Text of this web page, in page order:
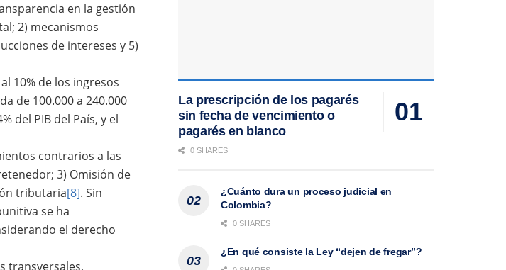
en la gestión
2) mecanismos
de intereses y 5)
10% de los ingresos
de 100.000 a 240.000
del PIB del País, y el
contrarios a las
3) Omisión de
tributaria[8]. Sin
se ha
el derecho
transversales,
La prescripción de los pagarés
sin fecha de vencimiento o
pagarés en blanco
0 SHARES
¿Cuánto dura un proceso judicial en
Colombia?
0 SHARES
¿En qué consiste la Ley “dejen de fregar”?